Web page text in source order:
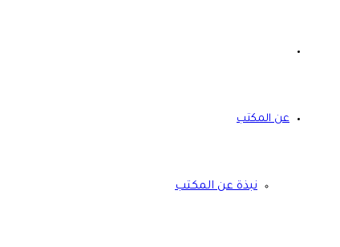
عن المكتب
نبذة عن المكتب